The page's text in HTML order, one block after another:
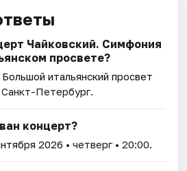
Чайковский. Симфония
просвете?
Большой итальянский просвет
Петербург.
концерт?
2026 • четверг • 20:00.